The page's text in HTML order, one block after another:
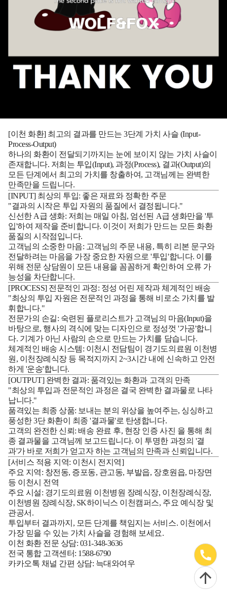
[이천 화환] 최고의 결과를 만드는 3단계 가치 사슬 (Input-
Process-Output)
하나의 화환이 전달되기까지는 눈에 보이지 않는 가치 사슬이
존재합니다. 저희는 투입(Input), 과정(Process), 결과(Output)의
모든 단계에서 최고의 가치를 창출하여, 고객님께는 완벽한
만족만을 드립니다.
[INPUT] 최상의 투입: 좋은 재료와 정확한 주문
"결과의 시작은 투입 자원의 품질에서 결정됩니다."
신선한 A급 생화: 저희는 매일 아침, 엄선된 A급 생화만을 '투
입'하여 제작을 준비합니다. 이것이 저희가 만드는 모든 화환
품질의 시작점입니다.
고객님의 소중한 마음: 고객님의 주문 내용, 특히 리본 문구와
전달하려는 마음을 가장 중요한 자원으로 '투입'합니다. 이를
위해 전문 상담원이 모든 내용을 꼼꼼하게 확인하여 오류 가
능성을 차단합니다.
[PROCESS] 전문적인 과정: 정성 어린 제작과 체계적인 배송
"최상의 투입 자원은 전문적인 과정을 통해 비로소 가치를 발
휘합니다."
전문가의 손길: 숙련된 플로리스트가 고객님의 마음(Input)을
바탕으로, 행사의 격식에 맞는 디자인으로 정성껏 '가공'합니
다. 기계가 아닌 사람의 손으로 만드는 가치를 담습니다.
체계적인 배송 시스템: 이천시 전담팀이 경기도의료원 이천병
원, 이천장례식장 등 목적지까지 2~3시간 내에 신속하고 안전
하게 '운송'합니다.
[OUTPUT] 완벽한 결과: 품격있는 화환과 고객의 만족
"최상의 투입과 전문적인 과정은 결국 완벽한 결과물로 나타
납니다."
품격있는 최종 상품: 보내는 분의 위상을 높여주는, 싱싱하고
풍성한 3단 화환이 최종 '결과물'로 탄생합니다.
고객의 완전한 신뢰: 배송 완료 후, 현장 인증 사진 을 통해 최
종 결과물을 고객님께 보고드립니다. 이 투명한 과정의 '결
과'가 바로 저희가 얻고자 하는 고객님의 만족과 신뢰입니다.
[서비스 적용 지역: 이천시 전지역]
주요 지역: 창전동, 증포동, 관고동, 부발읍, 장호원읍, 마장면
등 이천시 전역
주요 시설: 경기도의료원 이천병원 장례식장, 이천장례식장,
이천병원 장례식장, SK하이닉스 이천캠퍼스, 주요 예식장 및
관공서.
투입부터 결과까지, 모든 단계를 책임지는 서비스. 이천에서
가장 믿을 수 있는 가치 사슬을 경험해 보세요.
이천 화환 전문 상담: 031-348-3636
전국 통합 고객센터: 1588-6790
카카오톡 채널 간편 상담: 늑대와여우